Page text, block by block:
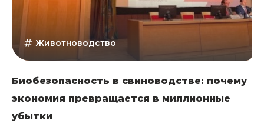
Животноводство
Биобезопасность в свиноводстве: почему
экономия превращается в миллионные
убытки